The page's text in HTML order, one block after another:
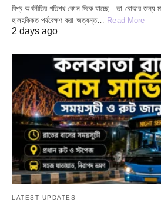
বিশ্ব অর্থনীতির গতিপথ কোন দিকে যাচ্ছে—তা বোঝার জন্য
হালহকিকত পর্যবেক্ষণ করা অত্যন্ত… Read More
2 days ago
LATEST UPDATES